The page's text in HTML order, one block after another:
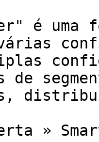
é uma
de
»